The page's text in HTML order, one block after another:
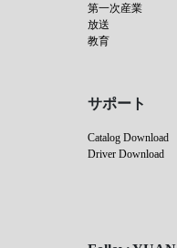
第一次産業
放送
教育
サポート
Catalog Download
Driver Download